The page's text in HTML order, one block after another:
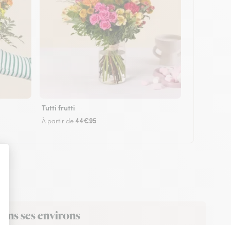
Tutti frutti
À partir de44€95
ses environs